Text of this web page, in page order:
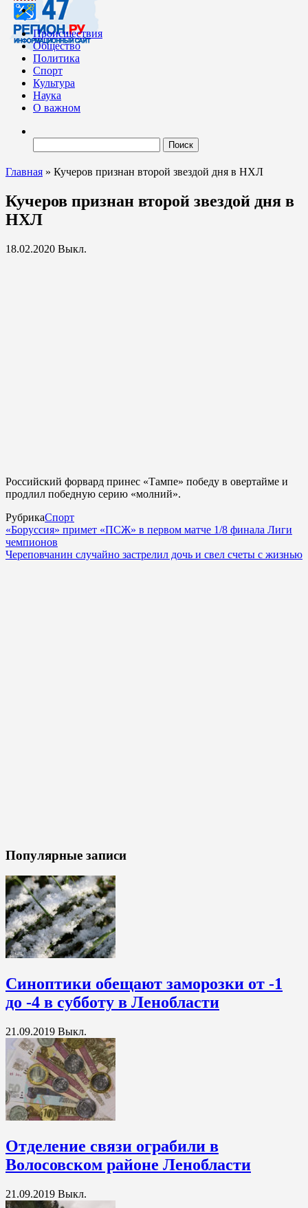
Происшествия
Общество
Политика
Спорт
Культура
Наука
О важном
Главная » Кучеров признан второй звездой дня в НХЛ
Кучеров признан второй звездой дня в
НХЛ
18.02.2020 Выкл.
Российский форвард принес «Тампе» победу в овертайме и
продлил победную серию «молний».
РубрикаСпорт
«Боруссия» примет «ПСЖ» в первом матче 1/8 финала Лиги
чемпионов
Череповчанин случайно застрелил дочь и свел счеты с жизнью
Популярные записи
Синоптики обещают заморозки от -1
до -4 в субботу в Ленобласти
21.09.2019 Выкл.
Отделение связи ограбили в
Волосовском районе Ленобласти
21.09.2019 Выкл.